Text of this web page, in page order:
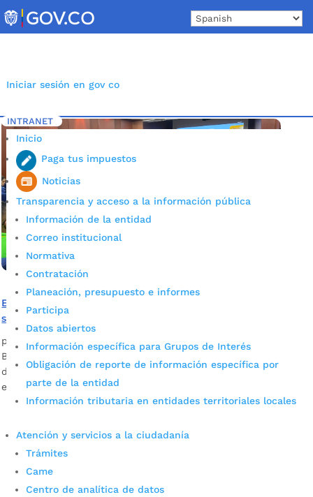
to
content
Iniciar sesión en gov co
INTRANET
Inicio
Paga tus impuestos
Noticias
Transparencia y acceso a la información pública
Información de la entidad
Correo institucional
Normativa
Contratación
Planeación, presupuesto e informes
Participa
Datos abiertos
Información específica para Grupos de Interés
Obligación de reporte de información específica por
parte de la entidad
Información tributaria en entidades territoriales locales
Atención y servicios a la ciudadanía
Trámites
Came
Centro de analítica de datos
Inicio 5 Etiqueta: educación socioemocional colegios
El ‘Parche Maestro’, la estrategia que le apuesta por la
sana convivencia en colegios
por Edgar Augusto Sánchez Jun 18, 2022 |
Noticias
Bucaramanga es una ciudad que ha generado inclusión, más
de 8 mil estudiantes de población migrante se encuentran
en los colegios oficiales de la ciudad.